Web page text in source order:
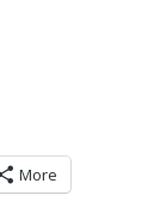
More